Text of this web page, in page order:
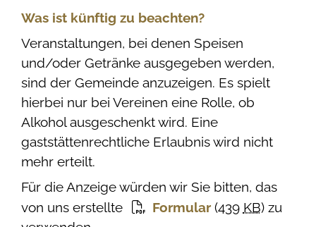
Was ist künftig zu beachten?
Veranstaltungen, bei denen Speisen
und/oder Getränke ausgegeben werden,
sind der Gemeinde anzuzeigen. Es spielt
hierbei nur bei Vereinen eine Rolle, ob
Alkohol ausgeschenkt wird. Eine
gaststättenrechtliche Erlaubnis wird nicht
mehr erteilt.
Für die Anzeige würden wir Sie bitten, das
von uns erstellte
Formular(439 KB)zu